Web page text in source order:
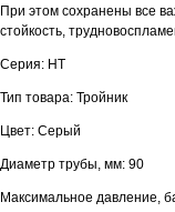
При этом сохранены все
стойкость,
Серия: HT
Тип товара: Тройник
Цвет: Серый
Диаметр трубы, мм: 90
Максимальное давление,